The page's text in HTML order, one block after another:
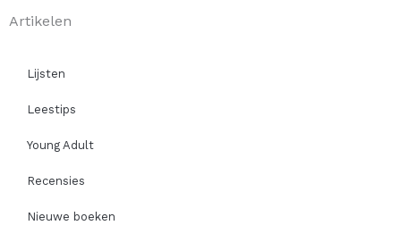
Artikelen
Lijsten
Leestips
Young Adult
Recensies
Nieuwe boeken